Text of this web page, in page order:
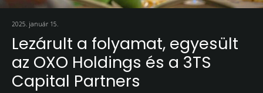
2025. január 15.
Lezárult a folyamat, egyesült
az OXO Holdings és a 3TS
Capital Partners